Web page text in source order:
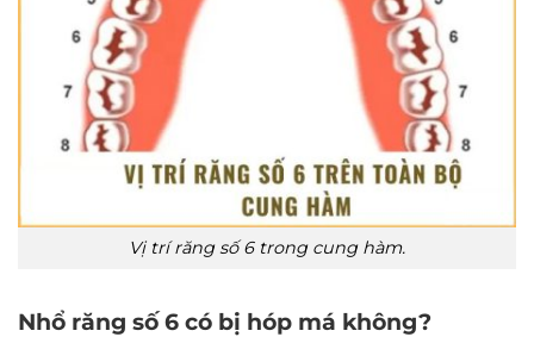
Vị trí răng số 6 trong cung hàm.
Nhổ răng số 6 có bị hóp má không?